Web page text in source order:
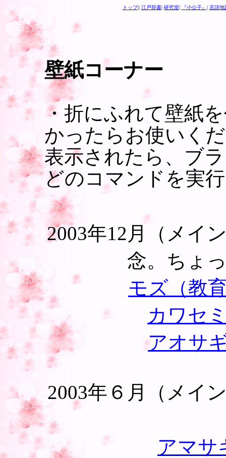
トップ|| 江戸辞書| 研究室| 『小公子』 | 言語地
壁紙コーナー
・折にふれて壁紙
かったらお使いく
表示されたら、ブ
どのコマンドを実
2003年12月（メイ
念。ちょ
モズ（教
カワセ
アオサ
2003年６月（メイ
アマサ